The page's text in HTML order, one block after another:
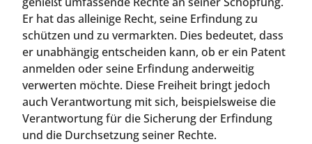
Er hat das alleinige Recht, seine Erfindung zu
schützen und zu vermarkten. Dies bedeutet, dass
er unabhängig entscheiden kann, ob er ein Patent
anmelden oder seine Erfindung anderweitig
verwerten möchte. Diese Freiheit bringt jedoch
auch Verantwortung mit sich, beispielsweise die
Verantwortung für die Sicherung der Erfindung
und die Durchsetzung seiner Rechte.